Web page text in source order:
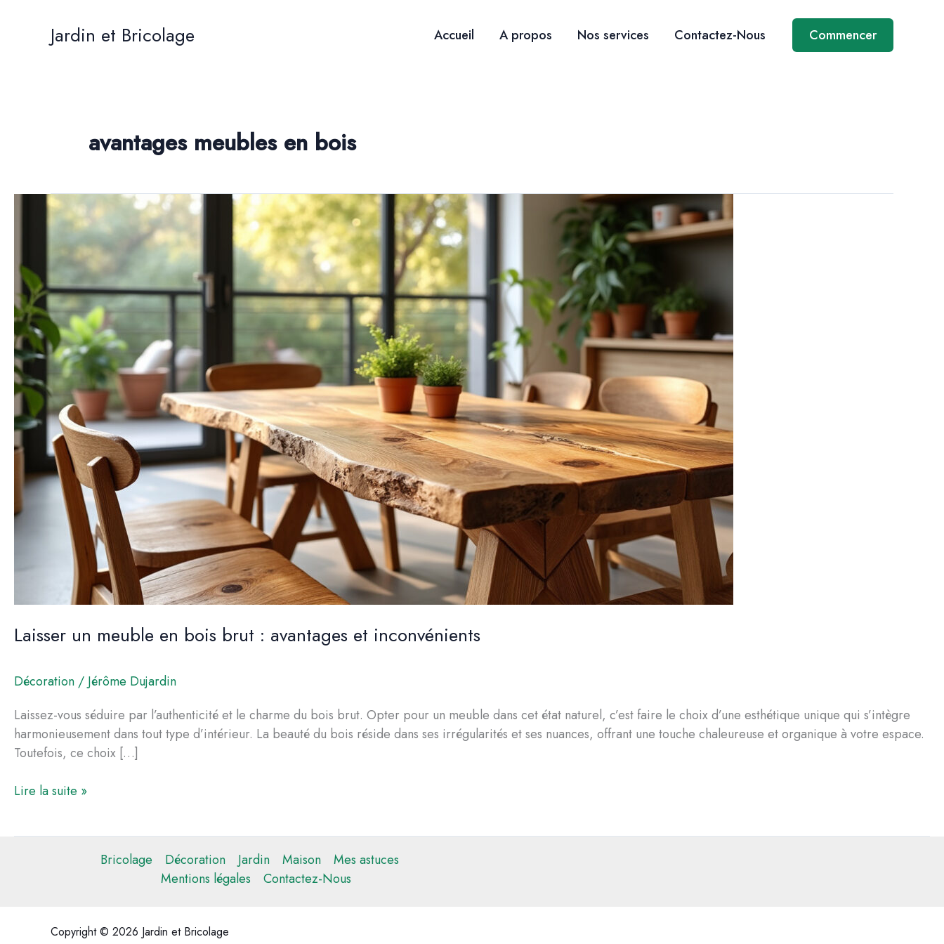
Jardin et Bricolage Accueil A propos Nos services Contactez-Nous Commencer
avantages meubles en bois
Laisser un meuble en bois brut : avantages et inconvénients
Décoration / Jérôme Dujardin
Laissez-vous séduire par l’authenticité et le charme du bois brut. Opter pour un meuble dans cet état naturel, c’est faire le choix d’une esthétique unique qui s’intègre
harmonieusement dans tout type d’intérieur. La beauté du bois réside dans ses irrégularités et ses nuances, offrant une touche chaleureuse et organique à votre espace.
Toutefois, ce choix […]
Laisser
avantages
Lire la suite »
Bricolage Décoration Jardin Maison
Mes astuces
Mentions légales
Contactez-Nous
Copyright © 2026 Jardin et Bricolage